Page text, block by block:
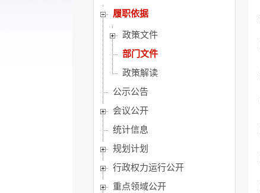
履职依据
政策文件
部门文件
政策解读
公示公告
会议公开
统计信息
规划计划
行政权力运行公开
重点领域公开